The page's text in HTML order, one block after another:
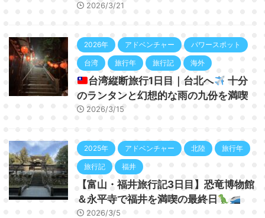
2026/3/21
2026年 アドベンチャー パワースポット
台湾 旅行年 旅行記 海外
台湾縦断旅行1日目｜台北へ
十分
のランタンと幻想的な雨の九份を満喫
2026/3/15
2025年 アドベンチャー 北陸 旅行年
旅行記 福井
【富山・福井旅行記3日目】恐竜博物館
＆永平寺で福井を満喫の最終日
2026/3/5